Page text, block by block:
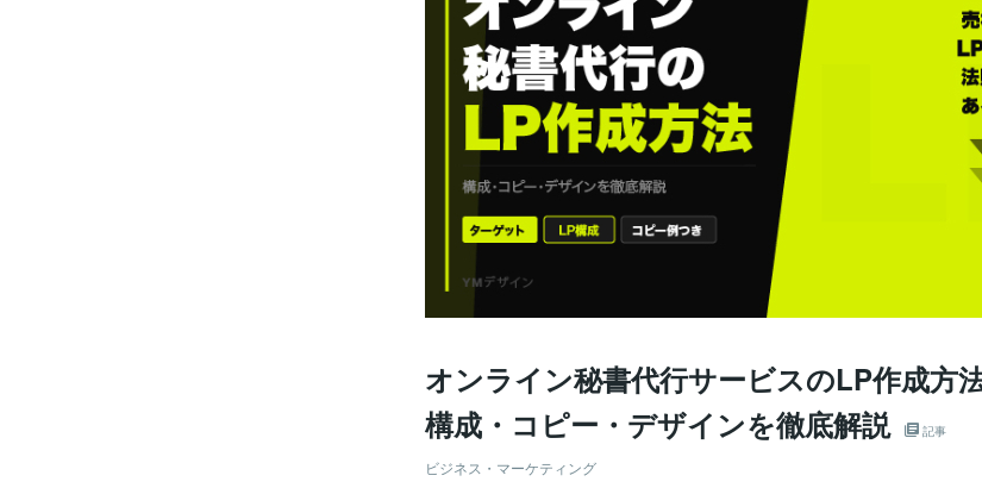
オンライン秘書代行サービスのLP作成方
構成・コピー・デザインを徹底解説
記事
ビジネス・マーケティング